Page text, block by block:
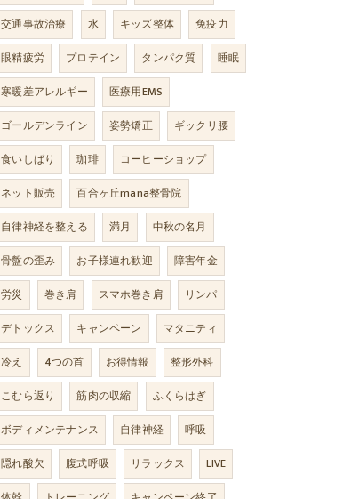
交通事故治療
水 キッズ整体
免疫力
眼精疲労
プロテイン タンパク質
睡眠
寒暖差アレルギー
医療用EMS
ゴールデンライン
姿勢矯正
ギックリ腰
食いしばり
珈琲
コーヒーショップ
ネット販売
百合ヶ丘mana整骨院
自律神経を整える
満月
中秋の名月
骨盤の歪み
お子様連れ歓迎
障害年金
労災
巻き肩 スマホ巻き肩
リンパ
デトックス
キャンペーン
マタニティ
冷え
4つの首 お得情報
整形外科
こむら返り
筋肉の収縮
ふくらはぎ
ボディメンテナンス
自律神経
呼吸
隠れ酸欠
腹式呼吸 リラックス
LIVE